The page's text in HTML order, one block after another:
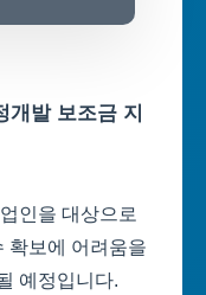
개발 보조금 지
인을 대상으로
확보에 어려움을
예정입니다.